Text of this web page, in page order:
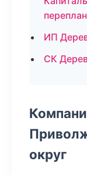
ИП
СК
округ